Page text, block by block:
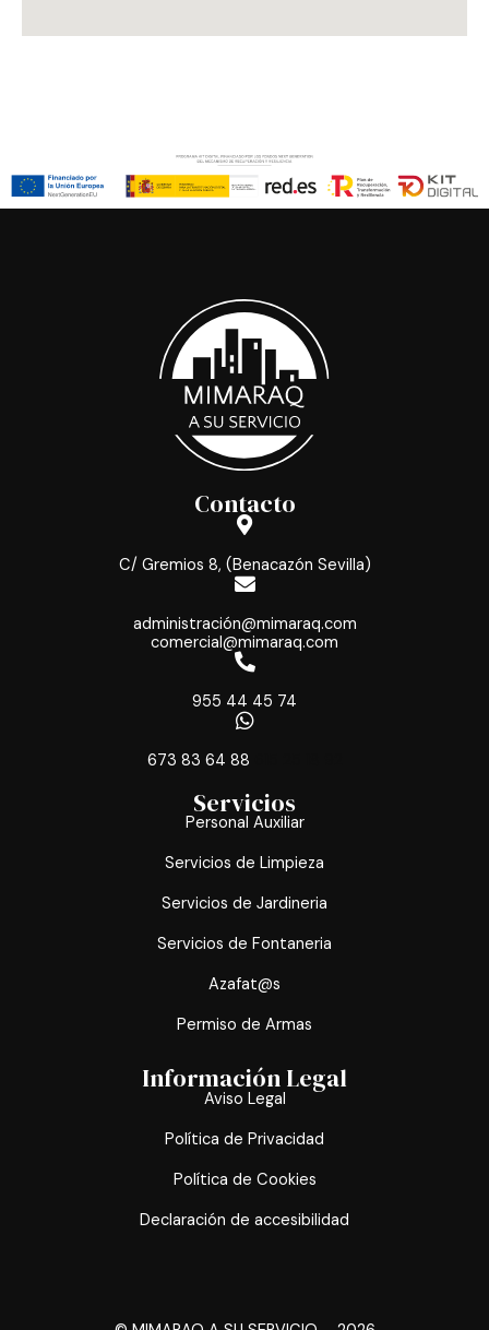
Contacto
C/ Gremios 8, (Benacazón Sevilla)
administración@mimaraq.com
comercial@mimaraq.com
955 44 45 74
673 83 64 88
Servicios
Personal Auxiliar
Servicios de Limpieza
Servicios de Jardineria
Servicios de Fontaneria
Azafat@s
Permiso de Armas
Información Legal
Aviso Legal
Política de Privacidad
Política de Cookies
Declaración de accesibilidad